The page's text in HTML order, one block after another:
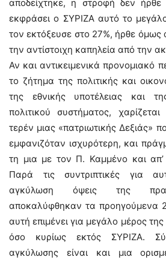
αποδείχτηκε, η στροφή δεν
εκφράσει ο ΣΥΡΙΖΑ αυτό το
τον εκτόξευσε στο 27%, ήρθε
την αντίστοιχη καπηλεία από την
Αν και αντικειμενικά προνομιακό
το ζήτημα της πολιτικής και
της εθνικής υποτέλειας και
πολιτικού συστήματος,
τερέν μιας «πατριωτικής Δεξιάς»
εμφανιζόταν ισχυρότερη, και
τη μια με τον Π. Καμμένο και
Παρά τις συντριπτικές για
αγκύλωση όψεις της
αποκαλύφθηκαν τα προηγούμενα
αυτή επιμένει για μεγάλο μέρος
όσο κυρίως εκτός ΣΥΡΙΖΑ.
αγκύλωσης είναι και μια